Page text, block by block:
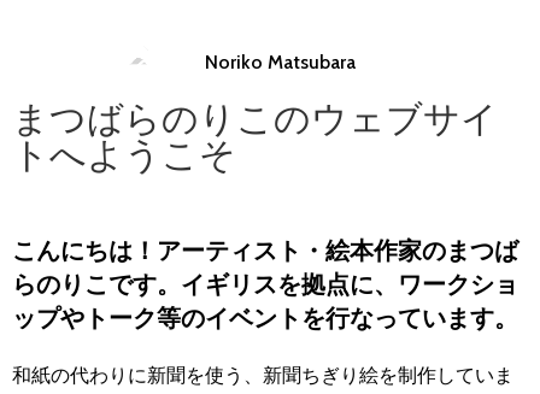
まつばらのりこのウェブサイ
トへようこそ
こんにちは！アーティスト・絵本作家のまつば
らのりこです。 イギリスを拠点に、ワークショ
ップやトーク等のイベントを行なっています。
和紙の代わりに新聞を使う、新聞ちぎり絵を制作していま